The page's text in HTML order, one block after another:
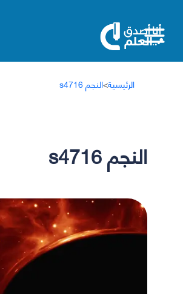
الرئيسية>النجم s4716
النجم s4716